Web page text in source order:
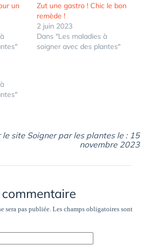
un
Zut une gastro ! Chic le bon
remède !
2 juin 2023
Dans "Les maladies à
soigner avec des plantes"
site Soigner par les plantes le : 15
novembre 2023
sera pas publiée. Les champs obligatoires sont